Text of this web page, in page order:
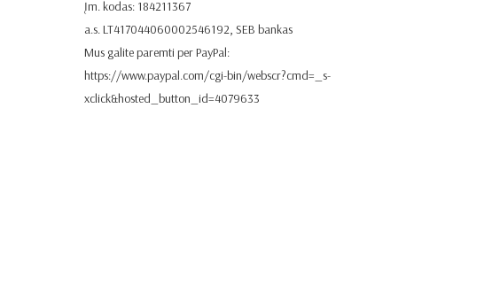
Įm. kodas: 184211367
a.s. LT417044060002546192, SEB bankas
Mus galite paremti per PayPal:
https://www.paypal.com/cgi-bin/webscr?cmd=_s-
xclick&hosted_button_id=4079633